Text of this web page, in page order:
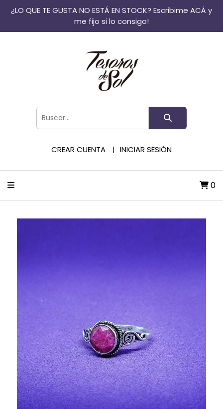
¿LO QUE TE GUSTA NO ESTÁ EN STOCK? Escribime ACÁ y
me fijo si lo consigo!
CREAR CUENTA INICIAR SESIÓN
0